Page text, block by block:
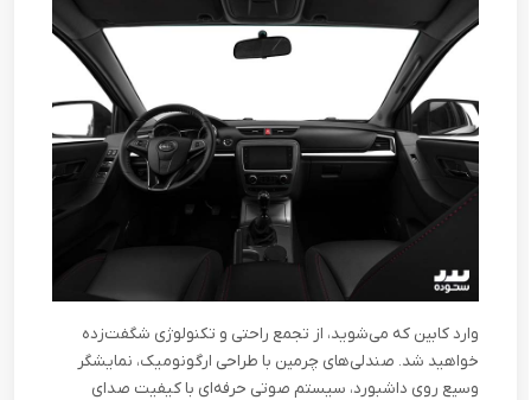
وارد کابین که می‌شوید، از تجمع راحتی و تکنولوژی شگفت‌زده
خواهید شد. صندلی‌های چرمین با طراحی ارگونومیک، نمایشگر
وسیع روی داشبورد، سیستم صوتی حرفه‌ای با کیفیت صدای